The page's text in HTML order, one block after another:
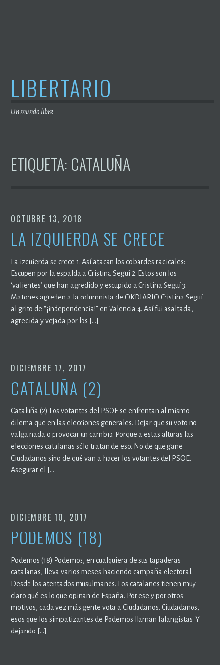
LIBERTARIO
Un mundo libre
ETIQUETA: CATALUÑA
OCTUBRE 13, 2018
LA IZQUIERDA SE CRECE
La izquierda se crece 1. Así atacan los cobardes radicales:
Escupen por la espalda a Cristina Seguí 2. Estos son los
‘valientes’ que han agredido y escupido a Cristina Seguí 3.
Matones agreden a la columnista de OKDIARIO Cristina Seguí
al grito de “¡independencia!” en Valencia 4. Así fui asaltada,
agredida y vejada por los […]
DICIEMBRE 17, 2017
CATALUÑA (2)
Cataluña (2) Los votantes del PSOE se enfrentan al mismo
dilema que en las elecciones generales. Dejar que su voto no
valga nada o provocar un cambio. Porque a estas alturas las
elecciones catalanas sólo tratan de eso. No de que gane
Ciudadanos sino de qué van a hacer los votantes del PSOE.
Asegurar el […]
DICIEMBRE 10, 2017
PODEMOS (18)
Podemos (18) Podemos, en cualquiera de sus tapaderas
catalanas, lleva varios meses haciendo campaña electoral.
Desde los atentados musulmanes. Los catalanes tienen muy
claro qué es lo que opinan de España. Por ese y por otros
motivos, cada vez más gente vota a Ciudadanos. Ciudadanos,
esos que los simpatizantes de Podemos llaman falangistas. Y
dejando […]